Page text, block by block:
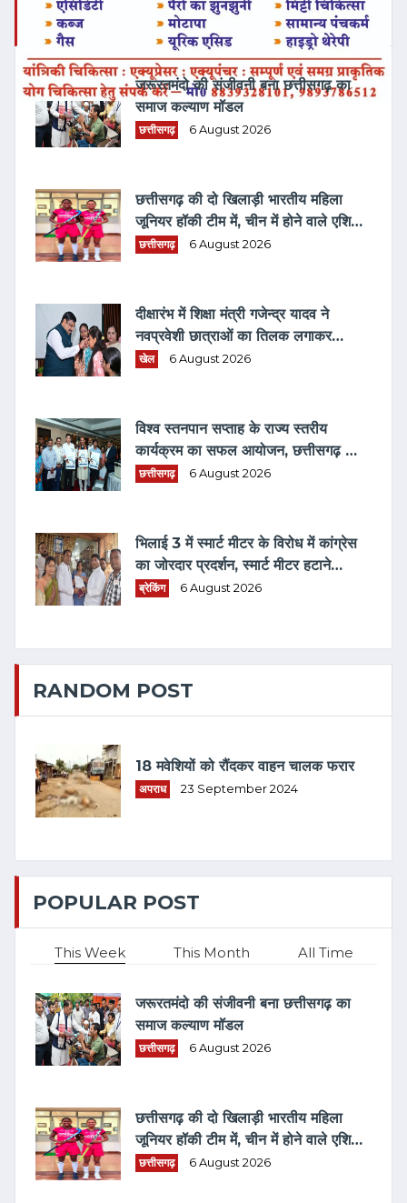
ताज़ा समाचार
जरूरतमंदो की संजीवनी बना छत्तीसगढ़ का
समाज कल्याण मॉडल
छत्तीसगढ़ 6 August 2026
छत्तीसगढ़ की दो खिलाड़ी भारतीय महिला
जूनियर हॉकी टीम में, चीन में होने वाले एशिया
कप में दिखाएंगी दम
छत्तीसगढ़ 6 August 2026
दीक्षारंभ में शिक्षा मंत्री गजेन्द्र यादव ने
नवप्रवेशी छात्राओं का तिलक लगाकर
विद्यार्थियों से किये आत्मीय संवाद
खेल 6 August 2026
विश्व स्तनपान सप्ताह के राज्य स्तरीय
कार्यक्रम का सफल आयोजन, छत्तीसगढ़ के
प्रथम "मातृ दूध कोष (MOTHER MILK
छत्तीसगढ़ 6 August 2026
भिलाई 3 में स्मार्ट मीटर के विरोध में कांग्रेस
का जोरदार प्रदर्शन, स्मार्ट मीटर हटाने
भरवाया फार्म
ब्रेकिंग 6 August 2026
RANDOM POST
18 मवेशियों को रौंदकर वाहन चालक फरार
अपराध 23 September 2024
POPULAR POST
This Week This Month All Time
जरूरतमंदो की संजीवनी बना छत्तीसगढ़ का
समाज कल्याण मॉडल
छत्तीसगढ़ 6 August 2026
छत्तीसगढ़ की दो खिलाड़ी भारतीय महिला
जूनियर हॉकी टीम में, चीन में होने वाले एशिया
कप में दिखाएंगी दम
छत्तीसगढ़ 6 August 2026